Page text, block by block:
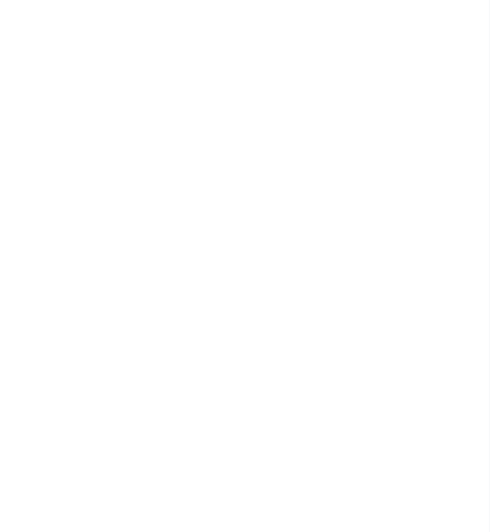
interattivo, in modo
di casi studio e
dal Responsabile
2.6 del suddetto
verifiche finali” come
almeno 10 anni, come
in forma scritta che